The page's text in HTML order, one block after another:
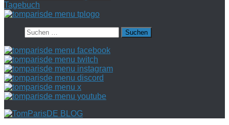
Tagebuch
Suchen
nach: